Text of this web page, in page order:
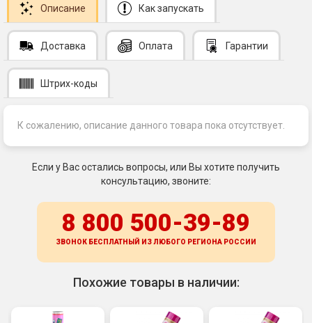
Описание Как запускать
Доставка Оплата Гарантии
Штрих-коды
К сожалению, описание данного товара пока отсутствует.
Если у Вас остались вопросы, или Вы хотите получить
консультацию, звоните:
8 800 500-39-89
ЗВОНОК БЕСПЛАТНЫЙ ИЗ ЛЮБОГО РЕГИОНА РОССИИ
Похожие товары в наличии: